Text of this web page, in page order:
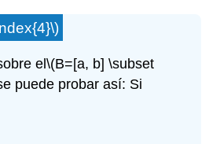
el\(B=[a, b] \subset
puede probar así: Si